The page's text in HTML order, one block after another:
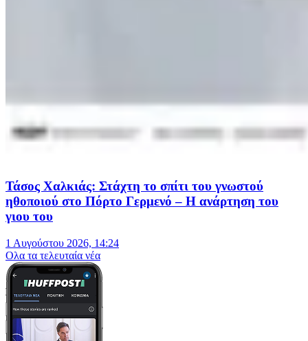
Τάσος Χαλκιάς: Στάχτη το σπίτι του γνωστού
ηθοποιού στο Πόρτο Γερμενό – Η ανάρτηση του
γιου του
1 Αυγούστου 2026, 14:24
Oλα τα τελευταία νέα